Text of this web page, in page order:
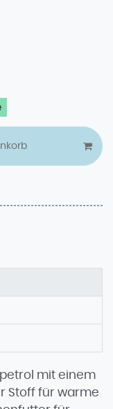
mit einem
Stoff für warme